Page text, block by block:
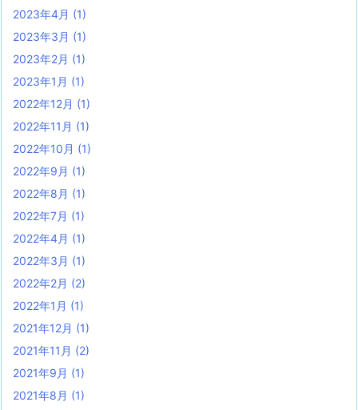
2023年4月 (1)
2023年3月 (1)
2023年2月 (1)
2023年1月 (1)
2022年12月 (1)
2022年11月 (1)
2022年10月 (1)
2022年9月 (1)
2022年8月 (1)
2022年7月 (1)
2022年4月 (1)
2022年3月 (1)
2022年2月 (2)
2022年1月 (1)
2021年12月 (1)
2021年11月 (2)
2021年9月 (1)
2021年8月 (1)